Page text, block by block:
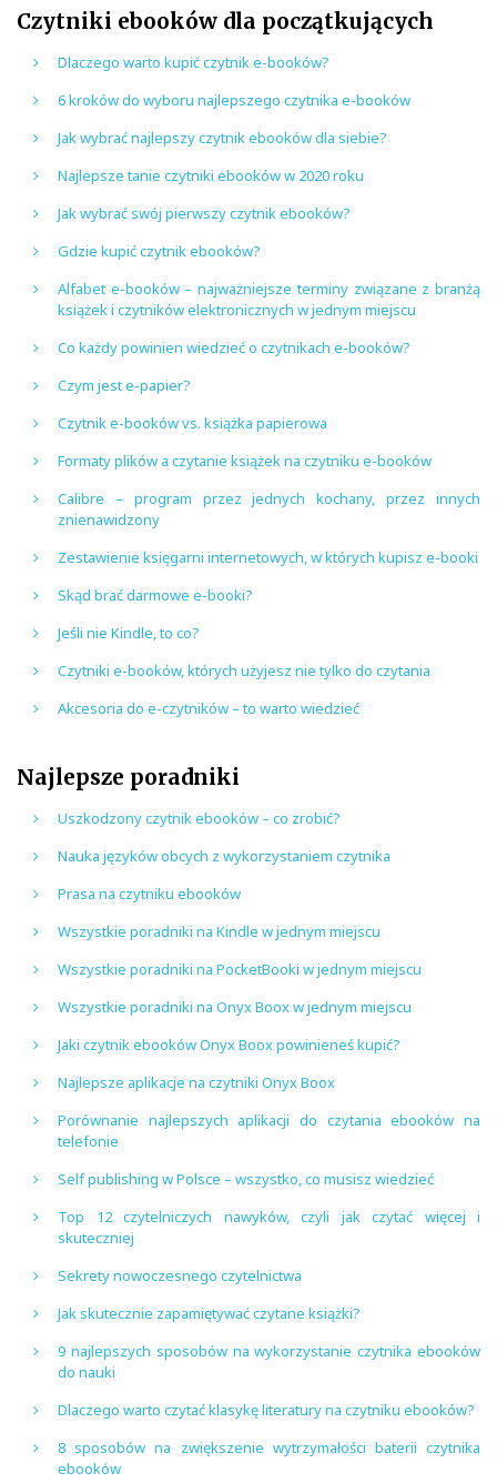
Czytniki ebooków dla początkujących
Dlaczego warto kupić czytnik e-booków?
6 kroków do wyboru najlepszego czytnika e-booków
Jak wybrać najlepszy czytnik ebooków dla siebie?
Najlepsze tanie czytniki ebooków w 2020 roku
Jak wybrać swój pierwszy czytnik ebooków?
Gdzie kupić czytnik ebooków?
Alfabet e-booków – najważniejsze terminy związane z branżą
książek i czytników elektronicznych w jednym miejscu
Co każdy powinien wiedzieć o czytnikach e-booków?
Czym jest e-papier?
Czytnik e-booków vs. książka papierowa
Formaty plików a czytanie książek na czytniku e-booków
Calibre – program przez jednych kochany, przez innych
znienawidzony
Zestawienie księgarni internetowych, w których kupisz e-booki
Skąd brać darmowe e-booki?
Jeśli nie Kindle, to co?
Czytniki e-booków, których użyjesz nie tylko do czytania
Akcesoria do e-czytników – to warto wiedzieć
Najlepsze poradniki
Uszkodzony czytnik ebooków – co zrobić?
Nauka języków obcych z wykorzystaniem czytnika
Prasa na czytniku ebooków
Wszystkie poradniki na Kindle w jednym miejscu
Wszystkie poradniki na PocketBooki w jednym miejscu
Wszystkie poradniki na Onyx Boox w jednym miejscu
Jaki czytnik ebooków Onyx Boox powinieneś kupić?
Najlepsze aplikacje na czytniki Onyx Boox
Porównanie najlepszych aplikacji do czytania ebooków na
telefonie
Self publishing w Polsce – wszystko, co musisz wiedzieć
Top 12 czytelniczych nawyków, czyli jak czytać więcej i
skuteczniej
Sekrety nowoczesnego czytelnictwa
Jak skutecznie zapamiętywać czytane książki?
9 najlepszych sposobów na wykorzystanie czytnika ebooków
do nauki
Dlaczego warto czytać klasykę literatury na czytniku ebooków?
8 sposobów na zwiększenie wytrzymałości baterii czytnika
ebooków